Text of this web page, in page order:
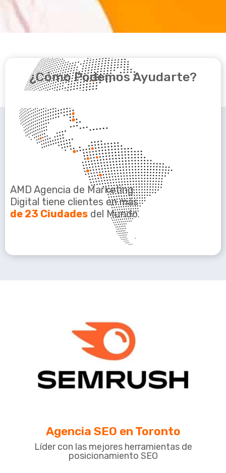
AMD Agencia de Marketing
Digital tiene clientes en más
de 23 Ciudades del Mundo.
¿Cómo Podemos Ayudarte?
Agencia SEO en Toronto
Líder con las mejores herramientas de
posicionamiento SEO